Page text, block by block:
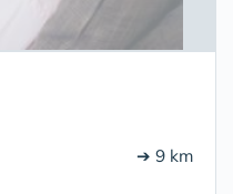
➔ 9 km